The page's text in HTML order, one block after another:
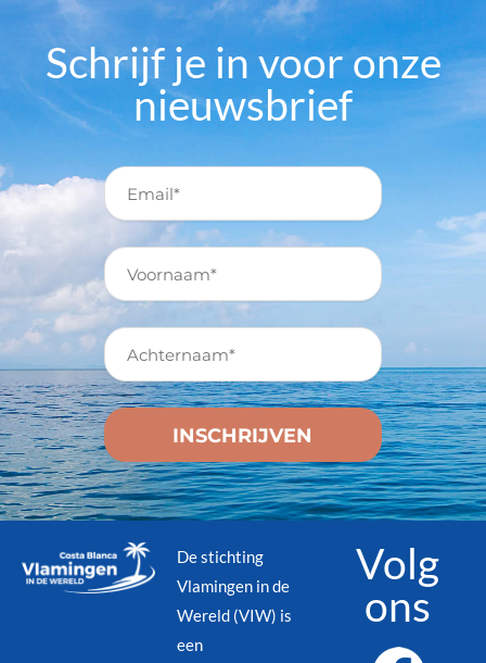
Schrijf je in voor onze
nieuwsbrief
De stichting
Vlamingen in de
Wereld (VIW) is
een
Volg
ons